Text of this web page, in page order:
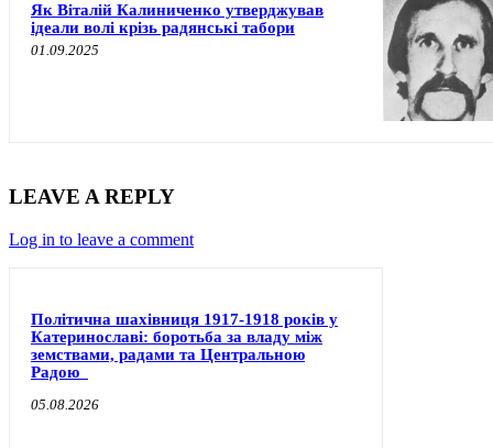
Як Віталій Калиниченко утверджував
ідеали волі крізь радянські табори
01.09.2025
LEAVE A REPLY
Log in to leave a comment
Політична шахівниця 1917-1918 років у
Катеринославі: боротьба за владу між
земствами, радами та Центральною
Радою
05.08.2026